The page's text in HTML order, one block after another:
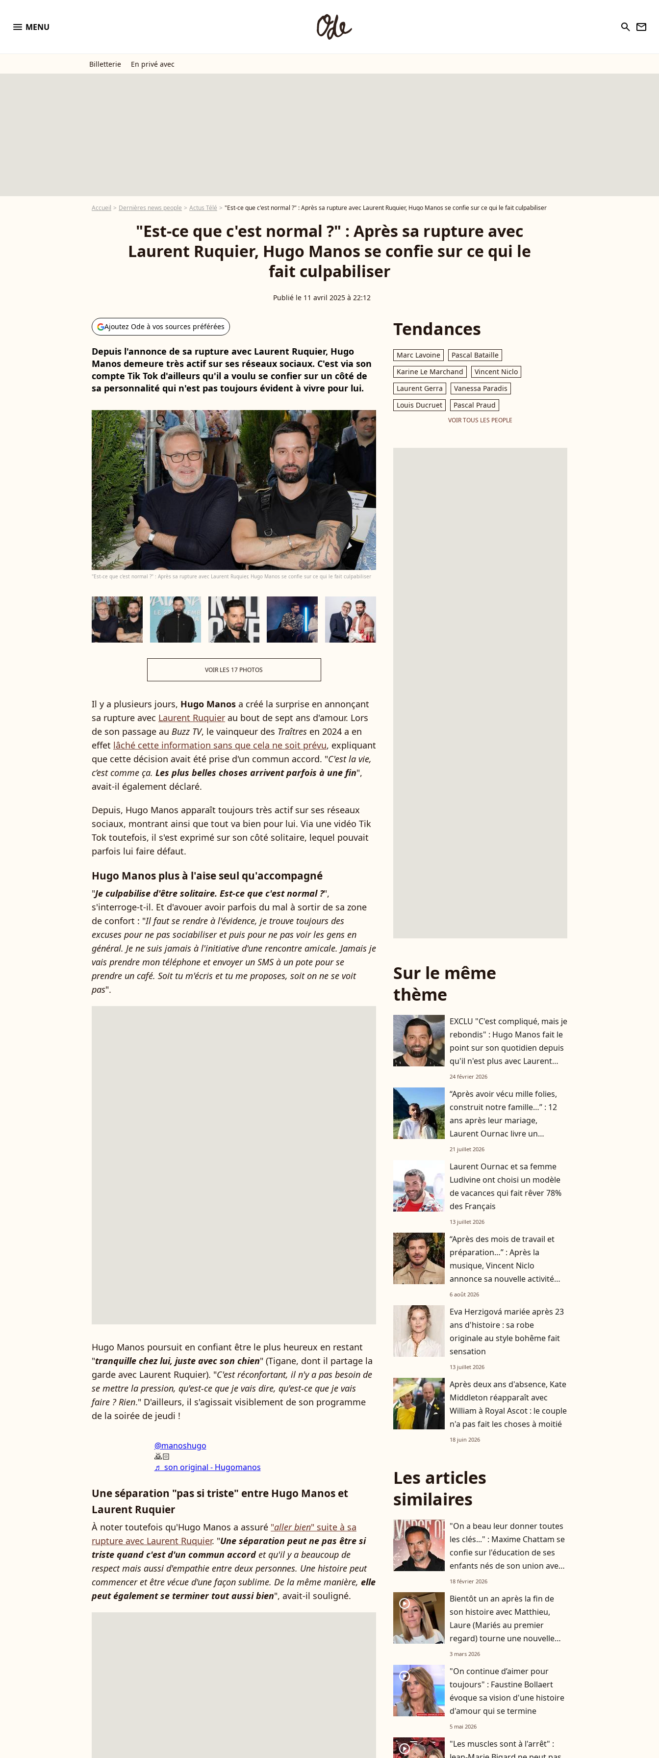
menu MENU search newsletter
Billetterie En privé avec
Accueil Dernières news people Actus Télé "Est-ce que c'est normal ?" : Après sa rupture avec Laurent Ruquier, Hugo Manos se confie sur ce qui le fait culpabiliser
"Est-ce que c'est normal ?" : Après sa rupture avec
Laurent Ruquier, Hugo Manos se confie sur ce qui le
fait culpabiliser
Publié le 11 avril 2025 à 22:12
Ajoutez Ode à vos sources préférées
Depuis l'annonce de sa rupture avec Laurent Ruquier, Hugo
Manos demeure très actif sur ses réseaux sociaux. C'est via son
compte Tik Tok d'ailleurs qu'il a voulu se confier sur un côté de
sa personnalité qui n'est pas toujours évident à vivre pour lui.
"Est-ce que c'est normal ?" : Après sa rupture avec Laurent Ruquier, Hugo Manos se confie sur ce qui le fait culpabiliser
VOIR LES 17 PHOTOS
Il y a plusieurs jours, Hugo Manos a créé la surprise en annonçant
sa rupture avec Laurent Ruquier au bout de sept ans d'amour. Lors
de son passage au Buzz TV, le vainqueur des Traîtres en 2024 a en
effet lâché cette information sans que cela ne soit prévu, expliquant
que cette décision avait été prise d'un commun accord. "C'est la vie,
c’est comme ça. Les plus belles choses arrivent parfois à une fin",
avait-il également déclaré.
Depuis, Hugo Manos apparaît toujours très actif sur ses réseaux
sociaux, montrant ainsi que tout va bien pour lui. Via une vidéo Tik
Tok toutefois, il s'est exprimé sur son côté solitaire, lequel pouvait
parfois lui faire défaut.
Hugo Manos plus à l'aise seul qu'accompagné
"Je culpabilise d'être solitaire. Est-ce que c'est normal ?",
s'interroge-t-il. Et d'avouer avoir parfois du mal à sortir de sa zone
de confort : "Il faut se rendre à l'évidence, je trouve toujours des
excuses pour ne pas sociabiliser et puis pour ne pas voir les gens en
général. Je ne suis jamais à l'initiative d'une rencontre amicale. Jamais je
vais prendre mon téléphone et envoyer un SMS à un pote pour se
prendre un café. Soit tu m'écris et tu me proposes, soit on ne se voit
pas".
Hugo Manos poursuit en confiant être le plus heureux en restant
"tranquille chez lui, juste avec son chien" (Tigane, dont il partage la
garde avec Laurent Ruquier). "C'est réconfortant, il n'y a pas besoin de
se mettre la pression, qu'est-ce que je vais dire, qu'est-ce que je vais
faire ? Rien." D'ailleurs, il s'agissait visiblement de son programme
de la soirée de jeudi !
@manoshugo
🙇🏻
♬ son original - Hugomanos
Une séparation "pas si triste" entre Hugo Manos et
Laurent Ruquier
À noter toutefois qu'Hugo Manos a assuré "aller bien" suite à sa
rupture avec Laurent Ruquier. "Une séparation peut ne pas être si
triste quand c'est d'un commun accord et qu'il y a beaucoup de
respect mais aussi d'empathie entre deux personnes. Une histoire peut
commencer et être vécue d'une façon sublime. De la même manière, elle
peut également se terminer tout aussi bien", avait-il souligné.
Tendances
Marc Lavoine
Pascal Bataille
Karine Le Marchand
Vincent Niclo
Laurent Gerra
Vanessa Paradis
Louis Ducruet
Pascal Praud
VOIR TOUS LES PEOPLE
Sur le même
thème
EXCLU "C'est compliqué, mais je
rebondis" : Hugo Manos fait le
point sur son quotidien depuis
qu'il n'est plus avec Laurent
Ruquier
24 février 2026
“Après avoir vécu mille folies,
construit notre famille…” : 12
ans après leur mariage,
Laurent Ournac livre un
message public à sa femme
21 juillet 2026
Laurent Ournac et sa femme
Ludivine ont choisi un modèle
de vacances qui fait rêver 78%
des Français
13 juillet 2026
“Après des mois de travail et
préparation…” : Après la
musique, Vincent Niclo
annonce sa nouvelle activité
impliquant plusieurs
6 août 2026
Eva Herzigová mariée après 23
ans d'histoire : sa robe
originale au style bohême fait
sensation
13 juillet 2026
Après deux ans d'absence, Kate
Middleton réapparaît avec
William à Royal Ascot : le couple
n'a pas fait les choses à moitié
18 juin 2026
Les articles
similaires
"On a beau leur donner toutes
les clés..." : Maxime Chattam se
confie sur l'éducation de ses
enfants nés de son union avec
Faustine Bollaert
18 février 2026
player2
Bientôt un an après la fin de
son histoire avec Matthieu,
Laure (Mariés au premier
regard) tourne une nouvelle
page : "je n'étais pas capable de
3 mars 2026
player2
"On continue d’aimer pour
toujours" : Faustine Bollaert
évoque sa vision d'une histoire
d'amour qui se termine
5 mai 2026
player2
"Les muscles sont à l'arrêt" :